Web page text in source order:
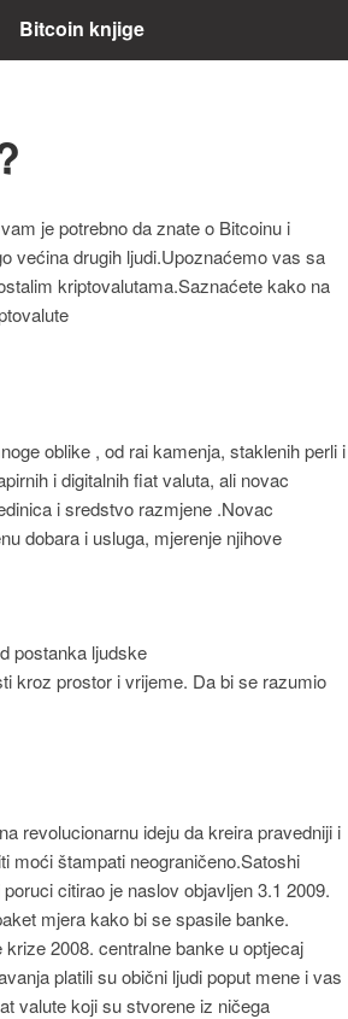
Bitcoin knjige
je potrebno da znate o Bitcoinu i
većina drugih ljudi.Upoznaćemo vas sa
kriptovalutama.Saznaćete kako na
oblike , od rai kamenja, staklenih perli i
i digitalnih fiat valuta, ali novac
i sredstvo razmjene .Novac
dobara i usluga, mjerenje njihove
postanka ljudske
kroz prostor i vrijeme. Da bi se razumio
revolucionarnu ideju da kreira pravedniji i
moći štampati neograničeno.Satoshi
citirao je naslov objavljen 3.1 2009.
mjera kako bi se spasile banke.
2008. centralne banke u optjecaj
platili su obični ljudi poput mene i vas
valute koji su stvorene iz ničega